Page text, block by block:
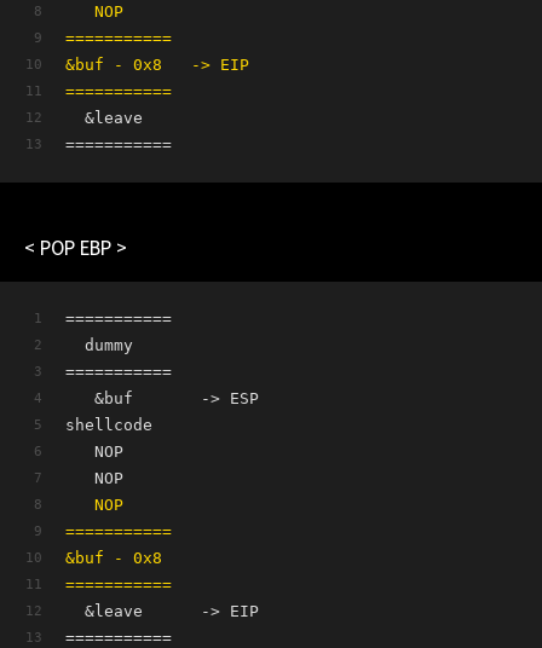
   NOP
===========
&buf - 0x8   -> EIP
===========
  &leave
===========
< POP EBP >
===========
  dummy
===========
   &buf       -> ESP
shellcode
   NOP
   NOP
   NOP
===========
&buf - 0x8
===========
  &leave      -> EIP
===========